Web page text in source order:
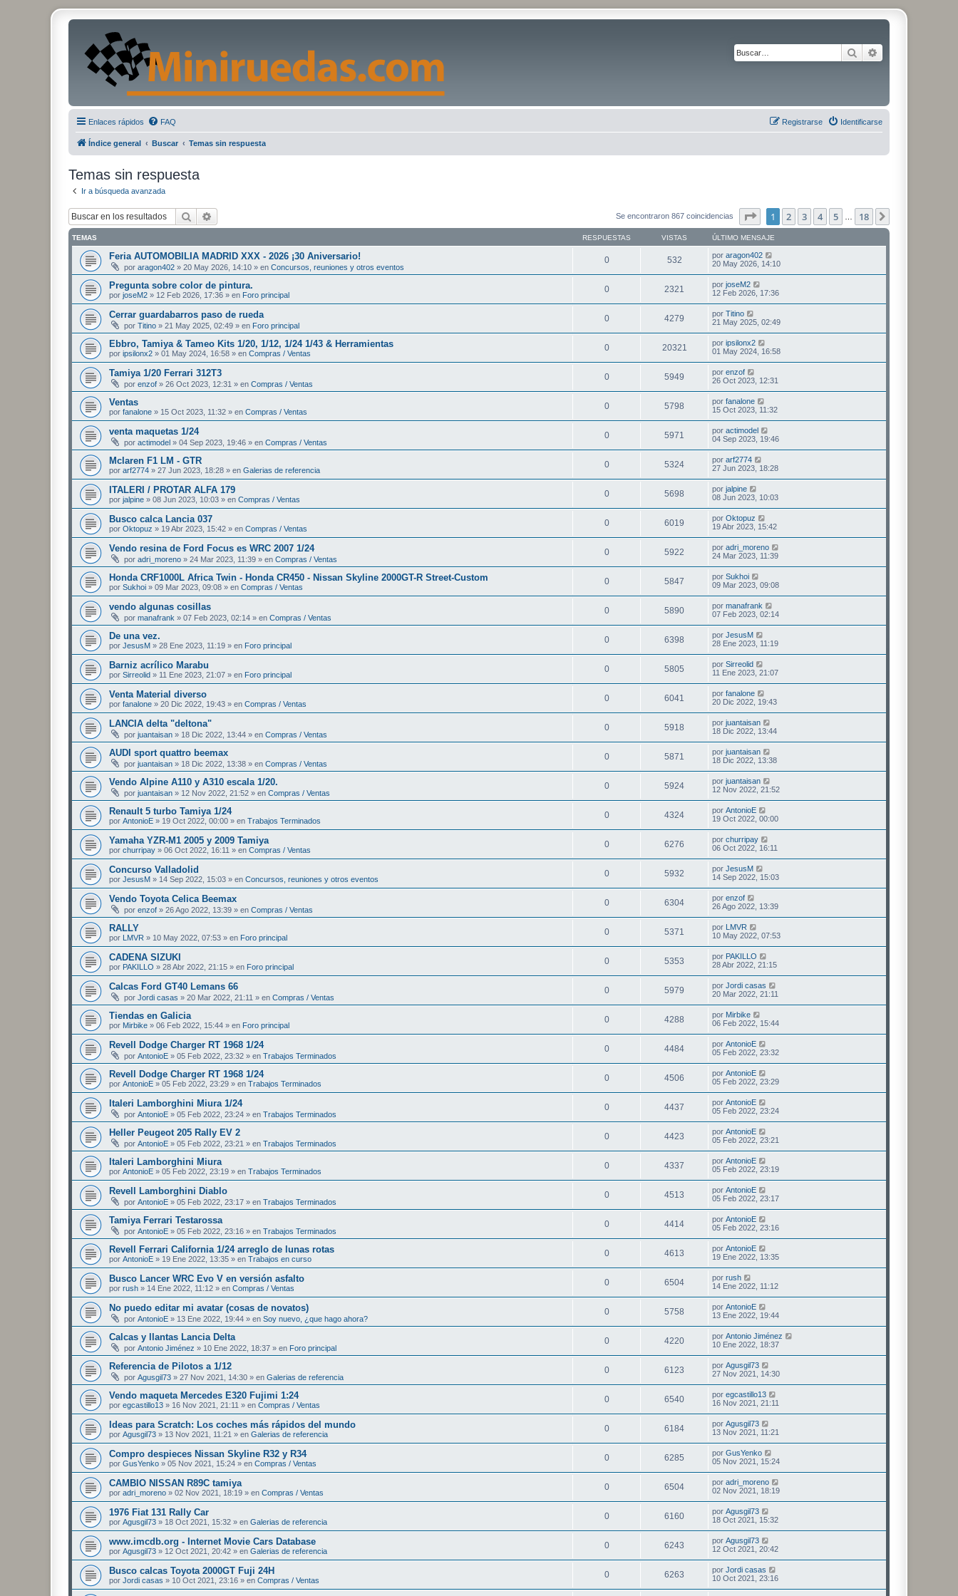
Buscar
Enlaces rápidos FAQ Identificarse
Registrarse
Índice general Buscar Temas sin respuesta
Temas sin respuesta
Ir a búsqueda avanzada
Buscar Se encontraron 867 coincidencias Página1 de 18
1 2 3 4 5 18
TEMAS RESPUESTAS VISTAS ÚLTIMO MENSAJE
Feria AUTOMOBILIA MADRID XXX - 2026 ¡30 Aniversario!
por aragon402 » 20 May 2026, 14:10 » en Concursos, reuniones y otros eventos
0 532 por aragon402
20 May 2026, 14:10
Pregunta sobre color de pintura.
por joseM2 » 12 Feb 2026, 17:36 » en Foro principal
0 2321 por joseM2
12 Feb 2026, 17:36
Cerrar guardabarros paso de rueda
por Titino » 21 May 2025, 02:49 » en Foro principal
0 4279 por Titino
21 May 2025, 02:49
Ebbro, Tamiya & Tameo Kits 1/20, 1/12, 1/24 1/43 & Herramientas
por ipsilonx2 » 01 May 2024, 16:58 » en Compras / Ventas
0 20321 por ipsilonx2
01 May 2024, 16:58
Tamiya 1/20 Ferrari 312T3
por enzof » 26 Oct 2023, 12:31 » en Compras / Ventas
0 5949 por enzof
26 Oct 2023, 12:31
Ventas
por fanalone » 15 Oct 2023, 11:32 » en Compras / Ventas
0 5798 por fanalone
15 Oct 2023, 11:32
venta maquetas 1/24
por actimodel » 04 Sep 2023, 19:46 » en Compras / Ventas
0 5971 por actimodel
04 Sep 2023, 19:46
Mclaren F1 LM - GTR
por arf2774 » 27 Jun 2023, 18:28 » en Galerias de referencia
0 5324 por arf2774
27 Jun 2023, 18:28
ITALERI / PROTAR ALFA 179
por jalpine » 08 Jun 2023, 10:03 » en Compras / Ventas
0 5698 por jalpine
08 Jun 2023, 10:03
Busco calca Lancia 037
por Oktopuz » 19 Abr 2023, 15:42 » en Compras / Ventas
0 6019 por Oktopuz
19 Abr 2023, 15:42
Vendo resina de Ford Focus es WRC 2007 1/24
por adri_moreno » 24 Mar 2023, 11:39 » en Compras / Ventas
0 5922 por adri_moreno
24 Mar 2023, 11:39
Honda CRF1000L Africa Twin - Honda CR450 - Nissan Skyline 2000GT-R Street-Custom
por Sukhoi » 09 Mar 2023, 09:08 » en Compras / Ventas
0 5847 por Sukhoi
09 Mar 2023, 09:08
vendo algunas cosillas
por manafrank » 07 Feb 2023, 02:14 » en Compras / Ventas
0 5890 por manafrank
07 Feb 2023, 02:14
De una vez.
por JesusM » 28 Ene 2023, 11:19 » en Foro principal
0 6398 por JesusM
28 Ene 2023, 11:19
Barniz acrílico Marabu
por Sirreolid » 11 Ene 2023, 21:07 » en Foro principal
0 5805 por Sirreolid
11 Ene 2023, 21:07
Venta Material diverso
por fanalone » 20 Dic 2022, 19:43 » en Compras / Ventas
0 6041 por fanalone
20 Dic 2022, 19:43
LANCIA delta "deltona"
por juantaisan » 18 Dic 2022, 13:44 » en Compras / Ventas
0 5918 por juantaisan
18 Dic 2022, 13:44
AUDI sport quattro beemax
por juantaisan » 18 Dic 2022, 13:38 » en Compras / Ventas
0 5871 por juantaisan
18 Dic 2022, 13:38
Vendo Alpine A110 y A310 escala 1/20.
por juantaisan » 12 Nov 2022, 21:52 » en Compras / Ventas
0 5924 por juantaisan
12 Nov 2022, 21:52
Renault 5 turbo Tamiya 1/24
por AntonioE » 19 Oct 2022, 00:00 » en Trabajos Terminados
0 4324 por AntonioE
19 Oct 2022, 00:00
Yamaha YZR-M1 2005 y 2009 Tamiya
por churripay » 06 Oct 2022, 16:11 » en Compras / Ventas
0 6276 por churripay
06 Oct 2022, 16:11
Concurso Valladolid
por JesusM » 14 Sep 2022, 15:03 » en Concursos, reuniones y otros eventos
0 5932 por JesusM
14 Sep 2022, 15:03
Vendo Toyota Celica Beemax
por enzof » 26 Ago 2022, 13:39 » en Compras / Ventas
0 6304 por enzof
26 Ago 2022, 13:39
RALLY
por LMVR » 10 May 2022, 07:53 » en Foro principal
0 5371 por LMVR
10 May 2022, 07:53
CADENA SIZUKI
por PAKILLO » 28 Abr 2022, 21:15 » en Foro principal
0 5353 por PAKILLO
28 Abr 2022, 21:15
Calcas Ford GT40 Lemans 66
por Jordi casas » 20 Mar 2022, 21:11 » en Compras / Ventas
0 5979 por Jordi casas
20 Mar 2022, 21:11
Tiendas en Galicia
por Mirbike » 06 Feb 2022, 15:44 » en Foro principal
0 4288 por Mirbike
06 Feb 2022, 15:44
Revell Dodge Charger RT 1968 1/24
por AntonioE » 05 Feb 2022, 23:32 » en Trabajos Terminados
0 4484 por AntonioE
05 Feb 2022, 23:32
Revell Dodge Charger RT 1968 1/24
por AntonioE » 05 Feb 2022, 23:29 » en Trabajos Terminados
0 4506 por AntonioE
05 Feb 2022, 23:29
Italeri Lamborghini Miura 1/24
por AntonioE » 05 Feb 2022, 23:24 » en Trabajos Terminados
0 4437 por AntonioE
05 Feb 2022, 23:24
Heller Peugeot 205 Rally EV 2
por AntonioE » 05 Feb 2022, 23:21 » en Trabajos Terminados
0 4423 por AntonioE
05 Feb 2022, 23:21
Italeri Lamborghini Miura
por AntonioE » 05 Feb 2022, 23:19 » en Trabajos Terminados
0 4337 por AntonioE
05 Feb 2022, 23:19
Revell Lamborghini Diablo
por AntonioE » 05 Feb 2022, 23:17 » en Trabajos Terminados
0 4513 por AntonioE
05 Feb 2022, 23:17
Tamiya Ferrari Testarossa
por AntonioE » 05 Feb 2022, 23:16 » en Trabajos Terminados
0 4414 por AntonioE
05 Feb 2022, 23:16
Revell Ferrari California 1/24 arreglo de lunas rotas
por AntonioE » 19 Ene 2022, 13:35 » en Trabajos en curso
0 4613 por AntonioE
19 Ene 2022, 13:35
Busco Lancer WRC Evo V en versión asfalto
por rush » 14 Ene 2022, 11:12 » en Compras / Ventas
0 6504 por rush
14 Ene 2022, 11:12
No puedo editar mi avatar (cosas de novatos)
por AntonioE » 13 Ene 2022, 19:44 » en Soy nuevo, ¿que hago ahora?
0 5758 por AntonioE
13 Ene 2022, 19:44
Calcas y llantas Lancia Delta
por Antonio Jiménez » 10 Ene 2022, 18:37 » en Foro principal
0 4220 por Antonio Jiménez
10 Ene 2022, 18:37
Referencia de Pilotos a 1/12
por Agusgil73 » 27 Nov 2021, 14:30 » en Galerias de referencia
0 6123 por Agusgil73
27 Nov 2021, 14:30
Vendo maqueta Mercedes E320 Fujimi 1:24
por egcastillo13 » 16 Nov 2021, 21:11 » en Compras / Ventas
0 6540 por egcastillo13
16 Nov 2021, 21:11
Ideas para Scratch: Los coches más rápidos del mundo
por Agusgil73 » 13 Nov 2021, 11:21 » en Galerias de referencia
0 6184 por Agusgil73
13 Nov 2021, 11:21
Compro despieces Nissan Skyline R32 y R34
por GusYenko » 05 Nov 2021, 15:24 » en Compras / Ventas
0 6285 por GusYenko
05 Nov 2021, 15:24
CAMBIO NISSAN R89C tamiya
por adri_moreno » 02 Nov 2021, 18:19 » en Compras / Ventas
0 6504 por adri_moreno
02 Nov 2021, 18:19
1976 Fiat 131 Rally Car
por Agusgil73 » 18 Oct 2021, 15:32 » en Galerias de referencia
0 6160 por Agusgil73
18 Oct 2021, 15:32
www.imcdb.org - Internet Movie Cars Database
por Agusgil73 » 12 Oct 2021, 20:42 » en Galerias de referencia
0 6243 por Agusgil73
12 Oct 2021, 20:42
Busco calcas Toyota 2000GT Fuji 24H
por Jordi casas » 10 Oct 2021, 23:16 » en Compras / Ventas
0 6263 por Jordi casas
10 Oct 2021, 23:16